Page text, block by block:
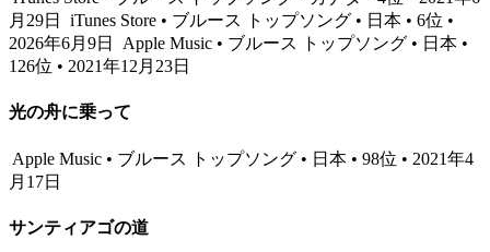
月29日
iTunes Store • ブルース トップソング • 日本 • 6位 •
2026年6月9日
Apple Music • ブルース トップソング • 日本 •
126位 • 2021年12月23日
光の舟に乗って
Apple Music • ブルース トップソング • 日本 • 98位 • 2021年4
月17日
サンティアゴの道